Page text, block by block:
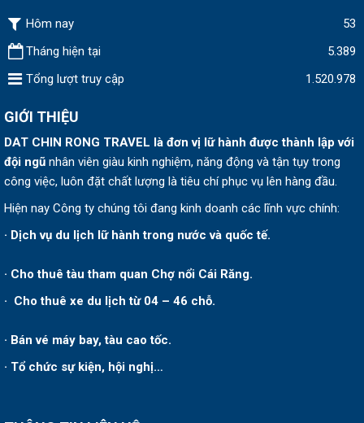
Hôm nay
53
Tháng hiện tại
5.389
Tổng lượt truy cập
1.520.978
GIỚI THIỆU
DAT CHIN RONG TRAVEL là đơn vị lữ hành được thành lập với
đội ngũ nhân viên giàu kinh nghiệm, năng động và tận tụy trong
công việc, luôn đặt chất lượng là tiêu chí phục vụ lên hàng đầu.
Hiện nay Công ty chúng tôi đang kinh doanh các lĩnh vực chính:
· Dịch vụ du lịch lữ hành trong nước và quốc tế.
· Cho thuê tàu tham quan Chợ nổi Cái Răng.
· Cho thuê xe du lịch từ 04 – 46 chỗ.
· Bán vé máy bay, tàu cao tốc.
· Tổ chức sự kiện, hội nghị…